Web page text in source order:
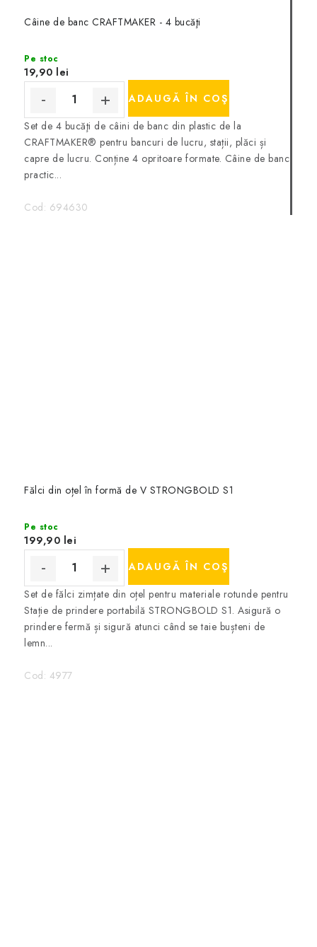
Câine de banc CRAFTMAKER - 4 bucăţi
Pe stoc
19,90 lei
ADAUGĂ ÎN COŞ
Set de 4 bucăţi de câini de banc din plastic de la
CRAFTMAKER® pentru bancuri de lucru, stații, plăci și
capre de lucru. Conține 4 opritoare formate. Câine de banc
practic...
Cod: 694630
Fălci din oțel în formă de V STRONGBOLD S1
Pe stoc
199,90 lei
ADAUGĂ ÎN COŞ
Set de fălci zimțate din oțel pentru materiale rotunde pentru
Stație de prindere portabilă STRONGBOLD S1. Asigură o
prindere fermă și sigură atunci când se taie bușteni de
lemn...
Cod: 4977